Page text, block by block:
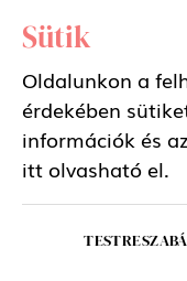
Huawei Mate 30
Nokia 2 2019 (2.2)
Nokia 4 2019 (4.2)
Samsung Galaxy
Sütik
Oldalunkon a
érdekében
információk és
itt olvasható el.